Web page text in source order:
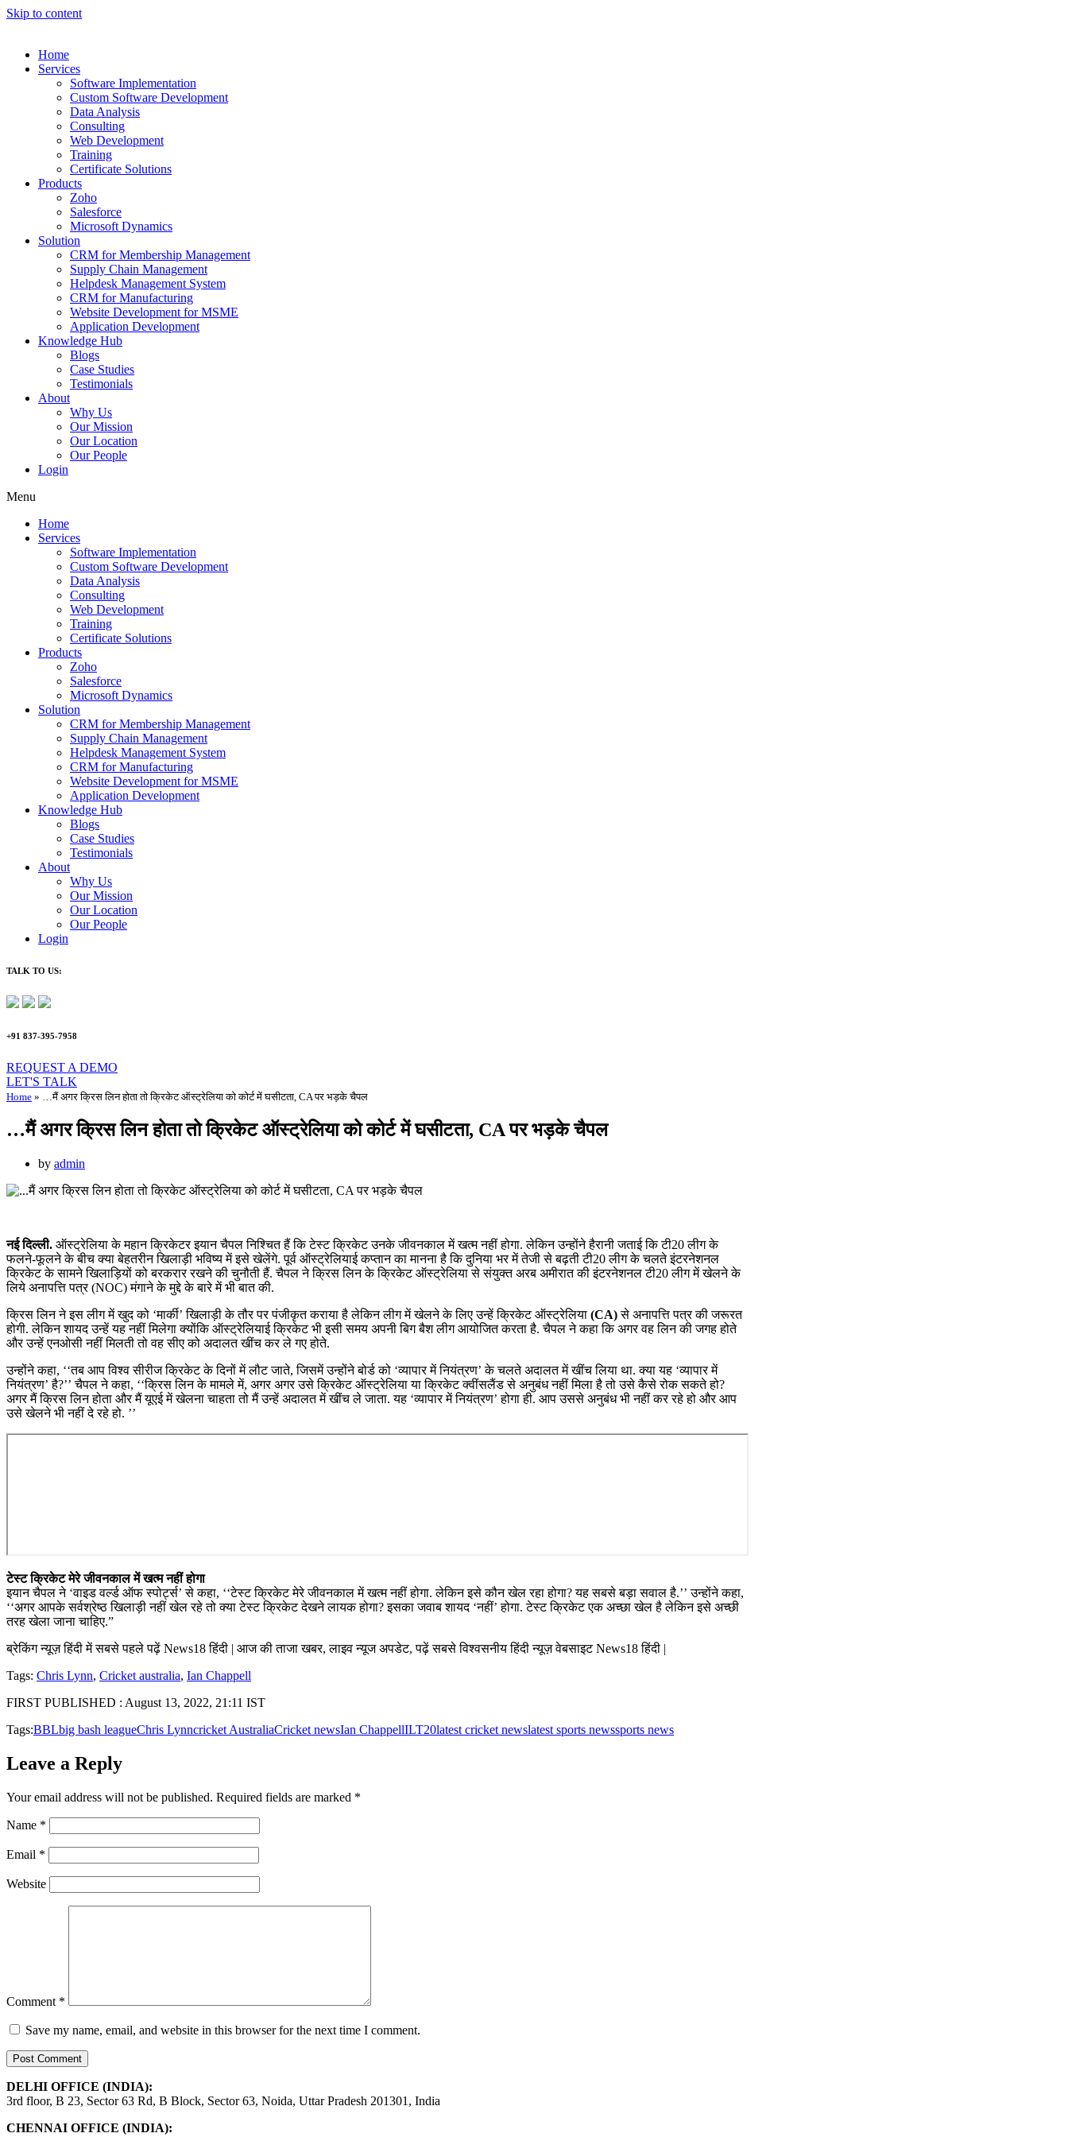
Skip to content
Home
Services
Software Implementation
Custom Software Development
Data Analysis
Consulting
Web Development
Training
Certificate Solutions
Products
Zoho
Salesforce
Microsoft Dynamics
Solution
CRM for Membership Management
Supply Chain Management
Helpdesk Management System
CRM for Manufacturing
Website Development for MSME
Application Development
Knowledge Hub
Blogs
Case Studies
Testimonials
About
Why Us
Our Mission
Our Location
Our People
Login
Menu
Home
Services
Software Implementation
Custom Software Development
Data Analysis
Consulting
Web Development
Training
Certificate Solutions
Products
Zoho
Salesforce
Microsoft Dynamics
Solution
CRM for Membership Management
Supply Chain Management
Helpdesk Management System
CRM for Manufacturing
Website Development for MSME
Application Development
Knowledge Hub
Blogs
Case Studies
Testimonials
About
Why Us
Our Mission
Our Location
Our People
Login
TALK TO US:
+91 837-395-7958
REQUEST A DEMO​
LET'S TALK
Home » …मैं अगर क्रिस लिन होता तो क्रिकेट ऑस्ट्रेलिया को कोर्ट में घसीटता, CA पर भड़के चैपल
…मैं अगर क्रिस लिन होता तो क्रिकेट ऑस्ट्रेलिया को कोर्ट में घसीटता, CA पर भड़के चैपल
by admin
नई दिल्ली. ऑस्ट्रेलिया के महान क्रिकेटर इयान चैपल निश्चित हैं कि टेस्ट क्रिकेट उनके जीवनकाल में खत्म नहीं होगा. लेकिन उन्होंने हैरानी जताई कि टी20 लीग के
फलने-फूलने के बीच क्या बेहतरीन खिलाड़ी भविष्य में इसे खेलेंगे. पूर्व ऑस्ट्रेलियाई कप्तान का मानना है कि दुनिया भर में तेजी से बढ़ती टी20 लीग के चलते इंटरनेशनल
क्रिकेट के सामने खिलाड़ियों को बरकरार रखने की चुनौती हैं. चैपल ने क्रिस लिन के क्रिकेट ऑस्ट्रेलिया से संयुक्त अरब अमीरात की इंटरनेशनल टी20 लीग में खेलने के
लिये अनापत्ति पत्र (NOC) मंगाने के मुद्दे के बारे में भी बात की.
क्रिस लिन ने इस लीग में खुद को ‘मार्की’ खिलाड़ी के तौर पर पंजीकृत कराया है लेकिन लीग में खेलने के लिए उन्हें क्रिकेट ऑस्ट्रेलिया (CA)से अनापत्ति पत्र की जरूरत
होगी. लेकिन शायद उन्हें यह नहीं मिलेगा क्योंकि ऑस्ट्रेलियाई क्रिकेट भी इसी समय अपनी बिग बैश लीग आयोजित करता है. चैपल ने कहा कि अगर वह लिन की जगह होते
और उन्हें एनओसी नहीं मिलती तो वह सीए को अदालत खींच कर ले गए होते.
उन्होंने कहा, ‘‘तब आप विश्व सीरीज क्रिकेट के दिनों में लौट जाते, जिसमें उन्होंने बोर्ड को ‘व्यापार में नियंत्रण’ के चलते अदालत में खींच लिया था. क्या यह ‘व्यापार में
नियंत्रण’ है?’’ चैपल ने कहा, ‘‘क्रिस लिन के मामले में, अगर अगर उसे क्रिकेट ऑस्ट्रेलिया या क्रिकेट क्वींसलैंड से अनुबंध नहीं मिला है तो उसे कैसे रोक सकते हो?
अगर मैं क्रिस लिन होता और मैं यूएई में खेलना चाहता तो मैं उन्हें अदालत में खींच ले जाता. यह ‘व्यापार में नियंत्रण’ होगा ही. आप उससे अनुबंध भी नहीं कर रहे हो और आप
उसे खेलने भी नहीं दे रहे हो. ’’
टेस्ट क्रिकेट मेरे जीवनकाल में खत्म नहीं होगा
इयान चैपल ने ‘वाइड वर्ल्ड ऑफ स्पोर्ट्स’ से कहा, ‘‘टेस्ट क्रिकेट मेरे जीवनकाल में खत्म नहीं होगा. लेकिन इसे कौन खेल रहा होगा? यह सबसे बड़ा सवाल है.’’ उन्होंने कहा,
‘‘अगर आपके सर्वश्रेष्ठ खिलाड़ी नहीं खेल रहे तो क्या टेस्ट क्रिकेट देखने लायक होगा? इसका जवाब शायद ‘नहीं’ होगा. टेस्ट क्रिकेट एक अच्छा खेल है लेकिन इसे अच्छी
तरह खेला जाना चाहिए.”
ब्रेकिंग न्यूज़ हिंदी में सबसे पहले पढ़ें News18 हिंदी | आज की ताजा खबर, लाइव न्यूज अपडेट, पढ़ें सबसे विश्वसनीय हिंदी न्यूज़ वेबसाइट News18 हिंदी |
Tags: Chris Lynn, Cricket australia, Ian Chappell
FIRST PUBLISHED : August 13, 2022, 21:11 IST
Tags:BBLbig bash leagueChris Lynncricket AustraliaCricket newsIan ChappellILT20latest cricket newslatest sports newssports news
Leave a Reply
Your email address will not be published. Required fields are marked *
Name *
Email *
Website
Comment *
Save my name, email, and website in this browser for the next time I comment.
DELHI OFFICE (INDIA):
3rd floor, B 23, Sector 63 Rd, B Block, Sector 63, Noida, Uttar Pradesh 201301, India
CHENNAI OFFICE (INDIA):